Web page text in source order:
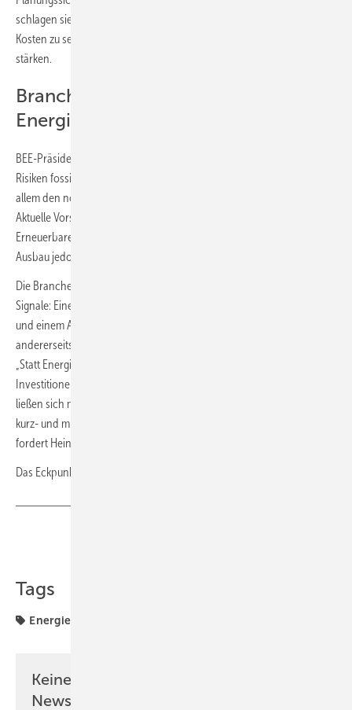
schlagen sie vor, den Netzausbau zu beschleunigen, die Redispatch-
Kosten zu senken und die Planungssicherheit für Investoren zu
stärken.
Branche sieht Ausbau erneuerbarer
Energien konkret bedroht
BEE-Präsidentin Ursula Heinen-Esser verweist auf die anhaltenden
Risiken fossiler Energieimporte als Ausgangspunkt, betont aber vor
allem den notwendigen Ausbau der erneuerbaren Energien im Inland.
Aktuelle Vorschläge zum Gebäudemodernisierungsgesetz, zum
Erneuerbaren-Energien-Gesetz und zum Netzpaket könnten diesen
Ausbau jedoch ausbremsen.
Die Branche kritisiert insbesondere widersprüchliche politische
Signale: Einerseits bekenne sich die Bundesregierung zu Klimazielen
und einem Anteil von 80 Prozent erneuerbarer Energien bis 2030,
andererseits würden zentrale Rahmenbedingungen verschlechtert.
„Statt Energiesicherheit und Flexibilität, Arbeitsplätze und
Investitionen mit unausgegorenen Vorschlägen aufs Spiel zu setzen,
ließen sich mittels einfacher regulatorischer Nachjustierungen bereits
kurz- und mittelfristig signifikante Kostensenkungseffekte erzielen”,
fordert Heinen-Esser.
Das Eckpunktepapier finden Sie
Tags
Energiewende
Keine Zeit? Kein Problem mit dem GEB
Newsletter!